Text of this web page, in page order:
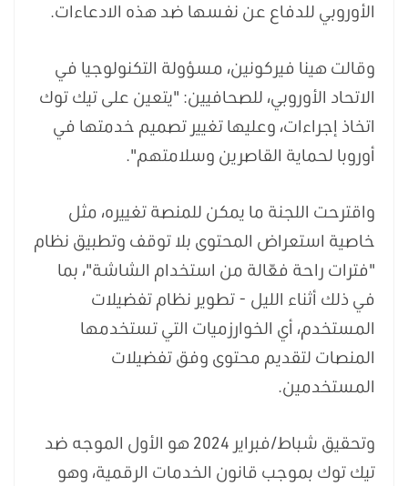
الأوروبي للدفاع عن نفسها ضد هذه الادعاءات.
وقالت هينا فيركونين، مسؤولة التكنولوجيا في
الاتحاد الأوروبي، للصحافيين: "يتعين على تيك توك
اتخاذ إجراءات، وعليها تغيير تصميم خدمتها في
أوروبا لحماية القاصرين وسلامتهم".
واقترحت اللجنة ما يمكن للمنصة تغييره، مثل
خاصية استعراض المحتوى بلا توقف وتطبيق نظام
"فترات راحة فعّالة من استخدام الشاشة"، بما
في ذلك أثناء الليل - تطوير نظام تفضيلات
المستخدم، أي الخوارزميات التي تستخدمها
المنصات لتقديم محتوى وفق تفضيلات
المستخدمين.
وتحقيق شباط/فبراير 2024 هو الأول الموجه ضد
تيك توك بموجب قانون الخدمات الرقمية، وهو